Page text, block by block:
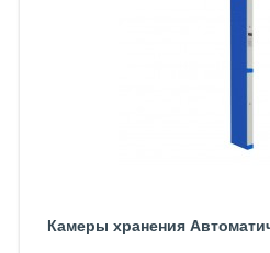
Камеры хранения